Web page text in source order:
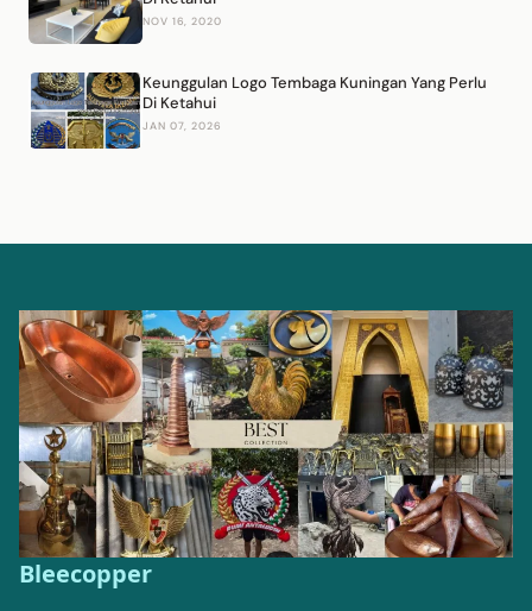
NOV 16, 2020
Keunggulan Logo Tembaga Kuningan Yang Perlu
Di Ketahui
JAN 07, 2026
Bleecopper